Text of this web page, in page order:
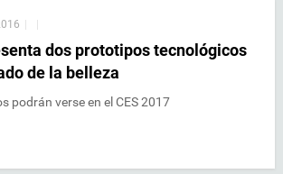
dos prototipos tecnológicos
de la belleza
podrán verse en el CES 2017